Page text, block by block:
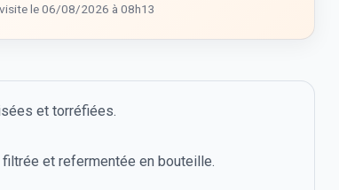
le 06/08/2026 à 08h13
et torréfiées.
et refermentée en bouteille.